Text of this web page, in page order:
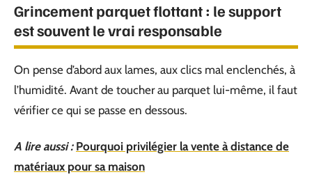
Grincement parquet flottant : le support
est souvent le vrai responsable
On pense d’abord aux lames, aux clics mal enclenchés, à
l’humidité. Avant de toucher au parquet lui-même, il faut
vérifier ce qui se passe en dessous.
A lire aussi : Pourquoi privilégier la vente à distance de
matériaux pour sa maison